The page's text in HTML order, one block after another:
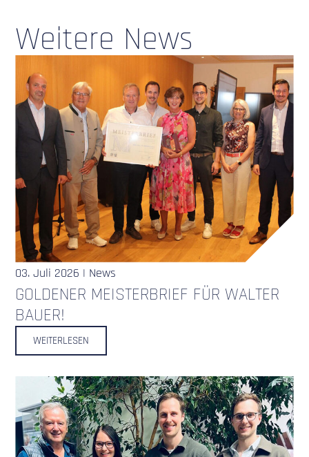
Weitere News
03. Juli 2026 | News
GOLDENER MEISTERBRIEF FÜR WALTER
BAUER!
WEITERLESEN